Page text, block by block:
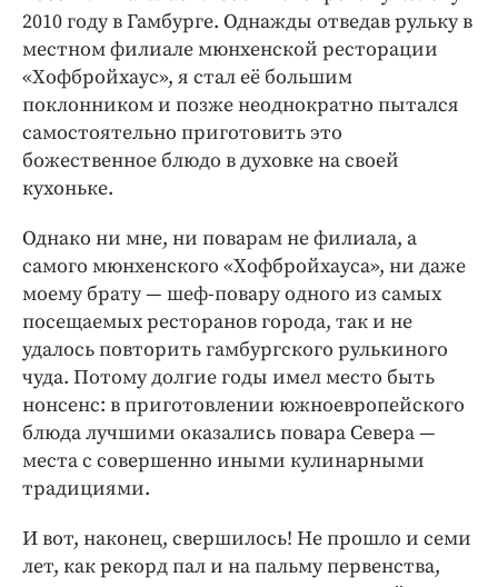
Интересное чтиво
Клиника года
Бренд года
Работодатель года
2010 году в Гамбурге. Однажды отведав рульку в
местном филиале мюнхенской ресторации
«Хофбройхаус», я стал её большим
поклонником и позже неоднократно пытался
самостоятельно приготовить это
божественное блюдо в духовке на своей
кухоньке.
Однако ни мне, ни поварам не филиала, а
самого мюнхенского «Хофбройхауса», ни даже
моему брату — шеф-повару одного из самых
посещаемых ресторанов города, так и не
удалось повторить гамбургского рулькиного
чуда. Потому долгие годы имел место быть
нонсенс: в приготовлении южноевропейского
блюда лучшими оказались повара Cевера —
места с совершенно иными кулинарными
традициями.
И вот, наконец, свершилось! Не прошло и семи
лет, как рекорд пал и на пальму первенства,